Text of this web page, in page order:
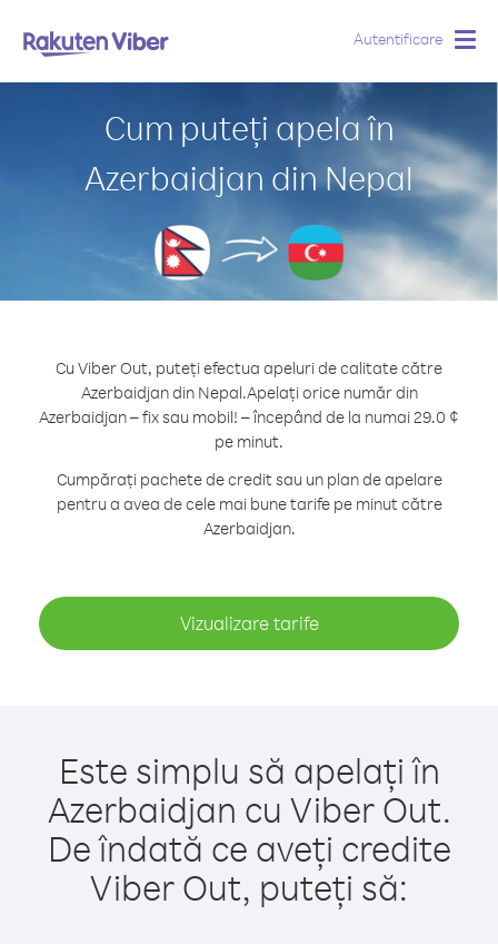
Autentificare
Cum puteți apela în
Azerbaidjan din Nepal
Cu Viber Out, puteți efectua apeluri de calitate către
Azerbaidjan din Nepal.Apelați orice număr din
Azerbaidjan – fix sau mobil! – începând de la numai 29.0 ¢
pe minut.
Cumpărați pachete de credit sau un plan de apelare
pentru a avea de cele mai bune tarife pe minut către
Azerbaidjan.
Vizualizare tarife
Este simplu să apelați în
Azerbaidjan cu Viber Out.
De îndată ce aveți credite
Viber Out, puteți să: